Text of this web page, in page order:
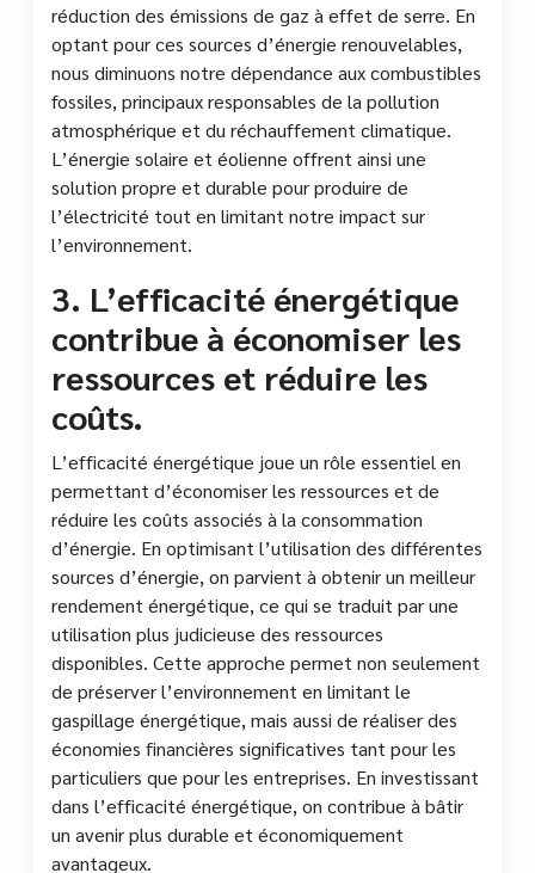
réduction des émissions de gaz à effet de serre. En
optant pour ces sources d’énergie renouvelables,
nous diminuons notre dépendance aux combustibles
fossiles, principaux responsables de la pollution
atmosphérique et du réchauffement climatique.
L’énergie solaire et éolienne offrent ainsi une
solution propre et durable pour produire de
l’électricité tout en limitant notre impact sur
l’environnement.
3. L’efficacité énergétique
contribue à économiser les
ressources et réduire les
coûts.
L’efficacité énergétique joue un rôle essentiel en
permettant d’économiser les ressources et de
réduire les coûts associés à la consommation
d’énergie. En optimisant l’utilisation des différentes
sources d’énergie, on parvient à obtenir un meilleur
rendement énergétique, ce qui se traduit par une
utilisation plus judicieuse des ressources
disponibles. Cette approche permet non seulement
de préserver l’environnement en limitant le
gaspillage énergétique, mais aussi de réaliser des
économies financières significatives tant pour les
particuliers que pour les entreprises. En investissant
dans l’efficacité énergétique, on contribue à bâtir
un avenir plus durable et économiquement
avantageux.